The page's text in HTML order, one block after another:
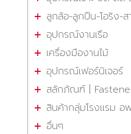
ลูกล้อ-ลูกปืน-โอริง-
อุปกรณ์งานเรือ
เครื่องมืองานไม้
อุปกรณ์เฟอร์นิเจอร์
สลักภัณฑ์ |
สินค้ากลุ่มโรงแรม อ
อื่นๆ